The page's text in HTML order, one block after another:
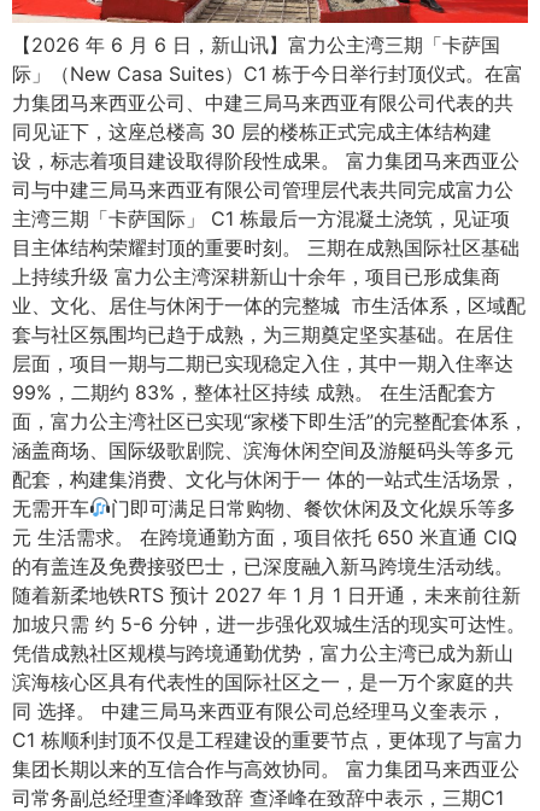
【2026 年 6 月 6 日，新山讯】富力公主湾三期「卡萨国
际」（New Casa Suites）C1 栋于今日举行封顶仪式。在富
力集团马来西亚公司、中建三局马来西亚有限公司代表的共
同见证下，这座总楼高 30 层的楼栋正式完成主体结构建
设，标志着项目建设取得阶段性成果。 富力集团马来西亚公
司与中建三局马来西亚有限公司管理层代表共同完成富力公
主湾三期「卡萨国际」 C1 栋最后一方混凝土浇筑，见证项
目主体结构荣耀封顶的重要时刻。 三期在成熟国际社区基础
上持续升级 富力公主湾深耕新山十余年，项目已形成集商
业、文化、居住与休闲于一体的完整城 市生活体系，区域配
套与社区氛围均已趋于成熟，为三期奠定坚实基础。在居住
层面，项目一期与二期已实现稳定入住，其中一期入住率达
99%，二期约 83%，整体社区持续 成熟。 在生活配套方
面，富力公主湾社区已实现“家楼下即生活”的完整配套体系，
涵盖商场、国际级歌剧院、滨海休闲空间及游艇码头等多元
配套，构建集消费、文化与休闲于一 体的一站式生活场景，
无需开车
门即可满足日常购物、餐饮休闲及文化娱乐等多
元 生活需求。 在跨境通勤方面，项目依托 650 米直通 CIQ
的有盖连及免费接驳巴士，已深度融入新马跨境生活动线。
随着新柔地铁RTS 预计 2027 年 1 月 1 日开通，未来前往新
加坡只需 约 5-6 分钟，进一步强化双城生活的现实可达性。
凭借成熟社区规模与跨境通勤优势，富力公主湾已成为新山
滨海核心区具有代表性的国际社区之一，是一万个家庭的共
同 选择。 中建三局马来西亚有限公司总经理马义奎表示，
C1 栋顺利封顶不仅是工程建设的重要节点，更体现了与富力
集团长期以来的互信合作与高效协同。 富力集团马来西亚公
司常务副总经理查泽峰致辞 查泽峰在致辞中表示，三期C1